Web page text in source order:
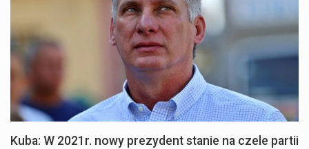
Kuba: W 2021r. nowy prezydent stanie na czele partii